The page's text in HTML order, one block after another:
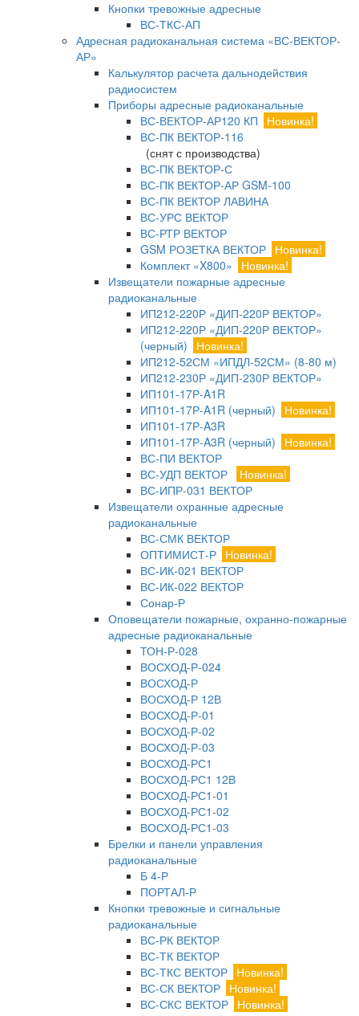
Кнопки тревожные адресные
ВС-ТКС-АП
Адресная радиоканальная система «ВС-ВЕКТОР-
АР»
Калькулятор расчета дальнодействия
радиосистем
Приборы адресные радиоканальные
ВС-ВЕКТОР-АР120 КП
Новинка!
ВС-ПК ВЕКТОР-116
(снят с производства)
ВС-ПК ВЕКТОР-С
ВС-ПК ВЕКТОР-АР GSM-100
ВС-ПК ВЕКТОР ЛАВИНА
ВС-УРС ВЕКТОР
ВС-РТР ВЕКТОР
GSM РОЗЕТКА ВЕКТОР Новинка!
Комплект «X800»
Новинка!
Извещатели пожарные адресные
радиоканальные
ИП212-220Р «ДИП-220Р ВЕКТОР»
ИП212-220Р «ДИП-220Р ВЕКТОР»
(черный)
Новинка!
ИП212-52СМ «ИПДЛ-52СМ» (8-80 м)
ИП212-230Р «ДИП-230Р ВЕКТОР»
ИП101-17Р-A1R
ИП101-17Р-A1R (черный)
Новинка!
ИП101-17Р-A3R
ИП101-17Р-A3R (черный)
Новинка!
ВС-ПИ ВЕКТОР
ВС-УДП ВЕКТОР
Новинка!
ВС-ИПР-031 ВЕКТОР
Извещатели охранные адресные
радиоканальные
ВС-СМК ВЕКТОР
ОПТИМИСТ-Р Новинка!
ВС-ИК-021 ВЕКТОР
ВС-ИК-022 ВЕКТОР
Сонар-Р
Оповещатели пожарные, охранно-пожарные
адресные радиоканальные
ТОН-Р-028
ВОСХОД-Р-024
ВОСХОД-Р
ВОСХОД-Р 12В
ВОСХОД-Р-01
ВОСХОД-Р-02
ВОСХОД-Р-03
ВОСХОД-РС1
ВОСХОД-РС1 12В
ВОСХОД-РС1-01
ВОСХОД-РС1-02
ВОСХОД-РС1-03
Брелки и панели управления
радиоканальные
Б 4-Р
ПОРТАЛ-Р
Кнопки тревожные и сигнальные
радиоканальные
ВС-РК ВЕКТОР
ВС-ТК ВЕКТОР
ВС-ТКС ВЕКТОР Новинка!
ВС-СК ВЕКТОР Новинка!
ВС-СКС ВЕКТОР Новинка!